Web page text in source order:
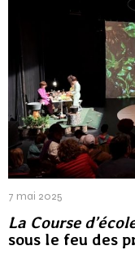
7 mai 2025
La Course
sous le feu des